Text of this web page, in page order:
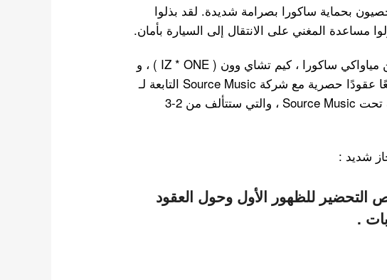
بحماية ساكورا بصرامة شديدة. لقد بذلوا
المغني على الانتقال إلى السيارة بأمان.
من المعروف أن 3 متسابقات سابقات هن مياواكي ساكورا ، كيم تشاي وون ( IZ * ONE ) ، و
جميعًا عقودًا حصرية مع شركة Source Music التابعة لـ
HYBE. للانضمام إلى فرقة فتيات جديدة تحت Source Music ، والتي ستتألف من 2-3
التحضير للظهور الأول وحول العقود
.